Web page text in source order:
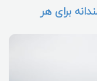
برای هر